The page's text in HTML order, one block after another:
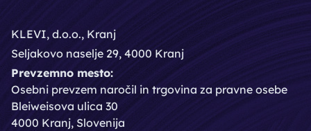
KLEVI, d.o.o., Kranj
Seljakovo naselje 29, 4000 Kranj
Prevzemno mesto:
Osebni prevzem naročil in trgovina za pravne osebe
Bleiweisova ulica 30
4000 Kranj, Slovenija